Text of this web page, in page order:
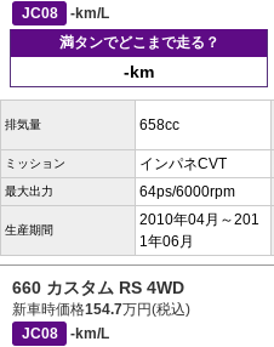
JC08
-km/L
満タンでどこまで走る？
-km
排気量 658cc
ミッション インパネCVT
最大出力 64ps/6000rpm
生産期間
2010年04月～201
1年06月
660 カスタム RS 4WD
新車時価格154.7万円(税込)
JC08
-km/L